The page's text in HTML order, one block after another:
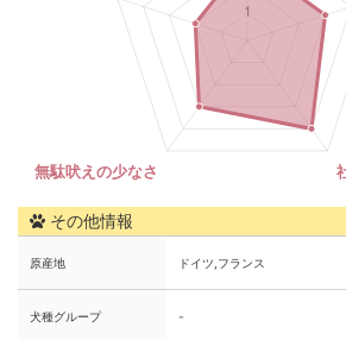
その他情報
原産地 ドイツ,フランス
犬種グループ -